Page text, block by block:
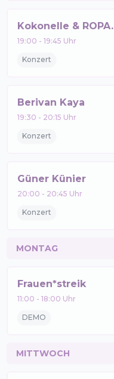
Kokonelle & ROPA.
19:00 -19:45 Uhr
Konzert
Berivan Kaya
19:30 - 20:15 Uhr
Konzert
Güner Künier
20:00 - 20:45 Uhr
Konzert
MONTAG
Frauen*streik
11:00 -18:00 Uhr
DEMO
MITTWOCH